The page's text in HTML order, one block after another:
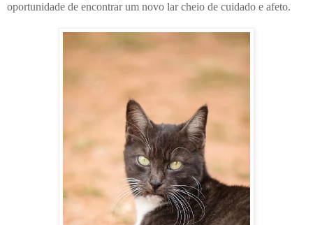
oportunidade de encontrar um novo lar cheio de cuidado e afeto.